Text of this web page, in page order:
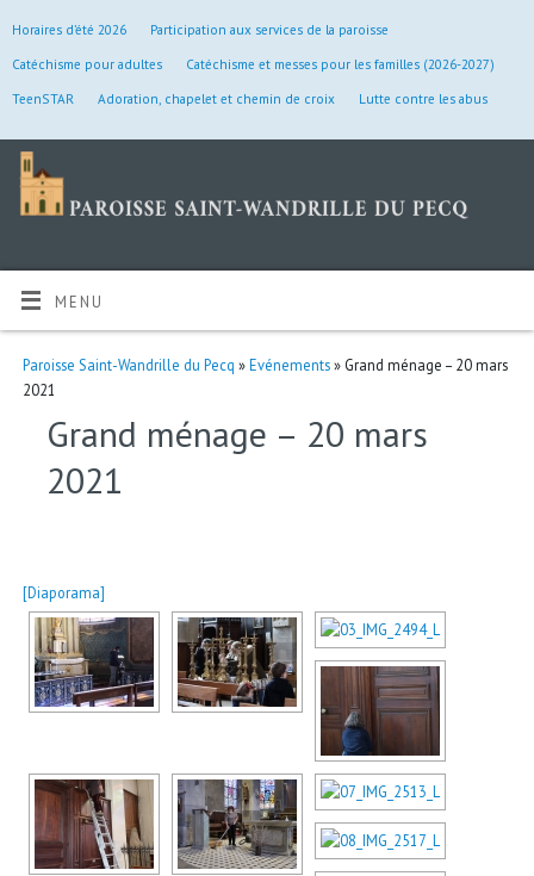
Horaires d’été 2026
Participation aux services de la paroisse
Catéchisme pour adultes
Catéchisme et messes pour les familles (2026-2027)
TeenSTAR
Adoration, chapelet et chemin de croix Lutte contre les abus
MENU
Paroisse Saint-Wandrille du Pecq »Evénements» Grand ménage – 20 mars
2021
Grand ménage – 20 mars
2021
[Diaporama]